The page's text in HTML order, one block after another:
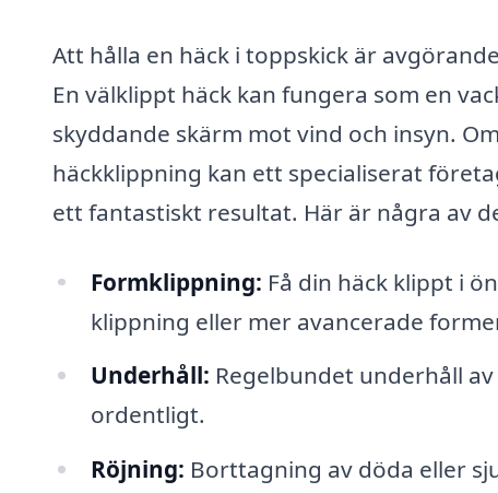
Att hålla en häck i toppskick är
En välklippt häck kan fungera som en
skyddande skärm mot vind och insyn.
häckklippning kan ett specialiserat
ett fantastiskt resultat. Här är några av
Formklippning: Få din häck klippt i
klippning eller mer avancerade
Underhåll: Regelbundet underhåll
ordentligt.
Röjning: Borttagning av döda eller